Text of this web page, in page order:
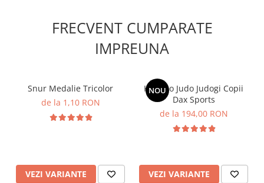
FRECVENT CUMPARATE
IMPREUNA
Snur Medalie Tricolor
de la 1,10 RON
VEZI VARIANTE
NOU
Kimono Judo Judogi Copii
Dax Sports
de la 194,00 RON
VEZI VARIANTE